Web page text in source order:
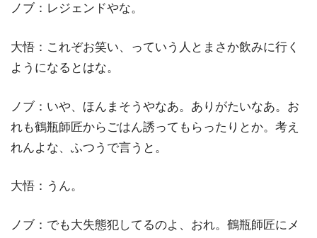
ノブ：レジェンドやな。
大悟：これぞお笑い、っていう人とまさか飲みに行く
ようになるとはな。
ノブ：いや、ほんまそうやなあ。ありがたいなあ。お
れも鶴瓶師匠からごはん誘ってもらったりとか。考え
れんよな、ふつうで言うと。
大悟：うん。
ノブ：でも大失態犯してるのよ、おれ。鶴瓶師匠にメ